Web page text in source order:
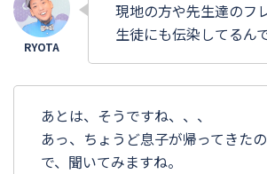
現地の方や先生達のフ
生徒にも伝染してるん
あとは、そうですね、、、
あっ、ちょうど息子が帰ってきたの
で、聞いてみますね。